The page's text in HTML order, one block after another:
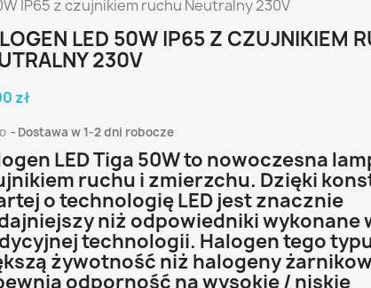
IP65 z czujnikiem ruchu Neutralny 230V
LED 50W IP65 Z CZUJNIKIEM
230V
zł
Dostawa w 1-2 dni robocze
LED Tiga 50W to nowoczesna
ruchu i zmierzchu. Dzięki
o technologię LED jest znacznie
niż odpowiedniki wykonane
technologii. Halogen tego
żywotność niż halogeny
odporność na wysokie / niskie